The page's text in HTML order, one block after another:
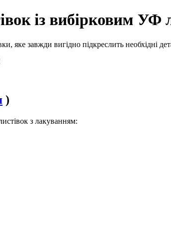
із вибірковим УФ
яке завжди вигідно підкреслить необхідні
)
з лакуванням: